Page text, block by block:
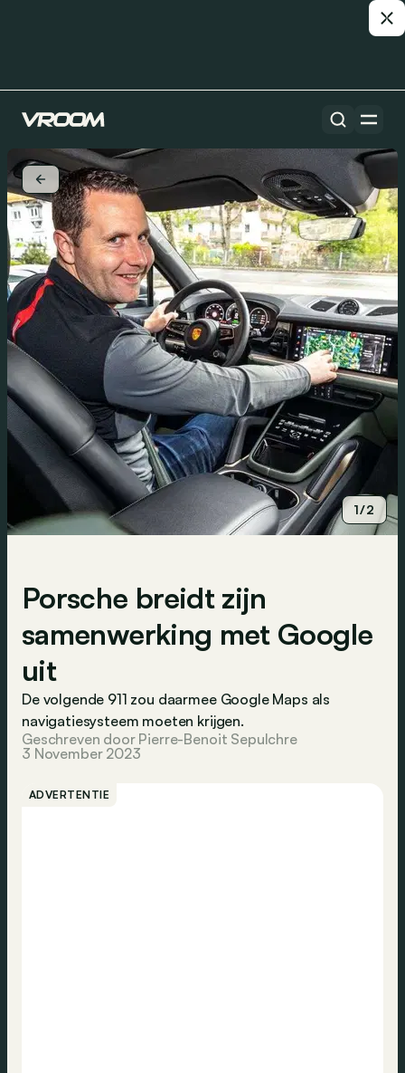
1/2
Porsche breidt zijn
samenwerking met Google
uit
De volgende 911 zou daarmee Google Maps als
navigatiesysteem moeten krijgen.
Geschreven door Pierre-Benoit Sepulchre
3 November 2023
ADVERTENTIE